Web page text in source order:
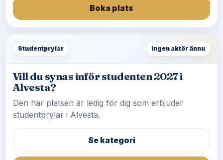
Boka plats
Studentprylar Ingen aktör ännu
Vill du synas inför studenten 2027 i
Alvesta?
Den här platsen är ledig för dig som erbjuder
studentprylar i Alvesta.
Se kategori